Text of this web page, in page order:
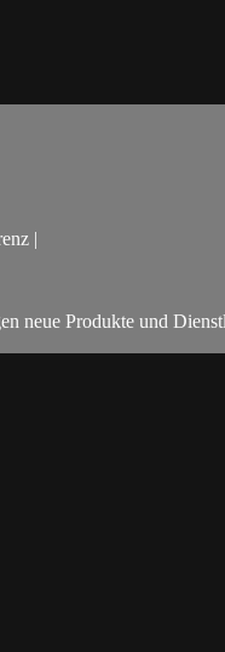
|
neue Produkte und